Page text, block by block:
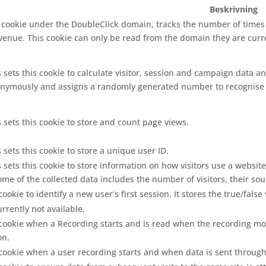
Beskrivning
under the DoubleClick domain, tracks the number of
This cookie can only be read from the domain they are
sets this cookie to calculate visitor, session and campaign data
and assigns a randomly generated number to
sets this cookie to store and count page views.
sets this cookie to store a unique user ID.
sets this cookie to store information on how visitors use a
of the collected data includes the number of visitors, their
to identify a new user’s first session. It stores the true/
not available.
when a Recording starts and is read when the recording
when a user recording starts and when data is sent